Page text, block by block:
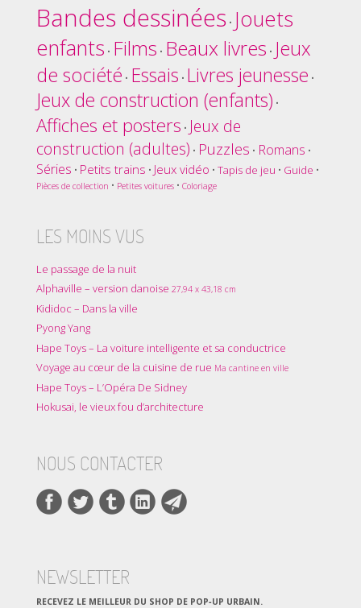
Bandes dessinées• Jouets
enfants • Films • Beaux livres • Jeux
de société • Essais • Livres jeunesse •
Jeux de construction (enfants) •
Affiches et posters • Jeux de
construction (adultes) • Puzzles • Romans •
Séries • Petits trains • Jeux vidéo • Tapis de jeu • Guide •
Pièces de collection • Petites voitures• Coloriage
LES MOINS VUS
Le passage de la nuit
Alphaville – version danoise 27,94 x 43,18 cm
Kididoc – Dans la ville
Pyong Yang
Hape Toys – La voiture intelligente et sa conductrice
Voyage au cœur de la cuisine de rue Ma cantine en ville
Hape Toys – L’Opéra De Sidney
Hokusai, le vieux fou d’architecture
NOUS CONTACTER
NEWSLETTER
RECEVEZ LE MEILLEUR DU SHOP DE POP‑UP URBAIN.